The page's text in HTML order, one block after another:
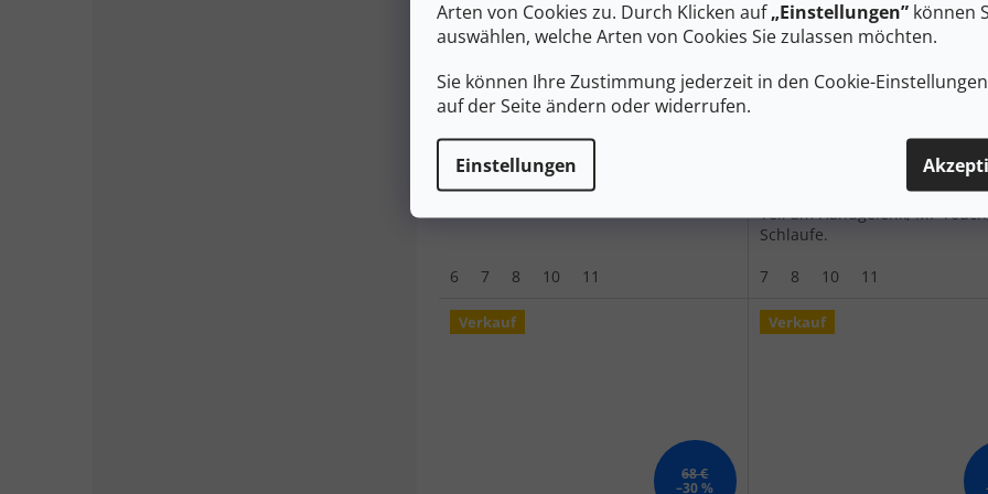
Arten von Cookies zu. Durch Klicken auf„Einstellungen” können
auswählen, welche Arten von Cookies Sie zulassen möchten.
Sie können Ihre Zustimmung jederzeit in den Cookie-
auf der Seite ändern oder widerrufen.
Einstellungen
anthrazit/petrol/weiß - schwarz
34 €
6 7 8 10 11
Handschuhe
schwarz/rot/neongelb -
Laufhandschuhe, leicht,
Handfläche und Fingern,
Teil am Handgelenk, MF
Schlaufe.
7
8 10 11
Verkauf
68 €
–30 %
Verkauf